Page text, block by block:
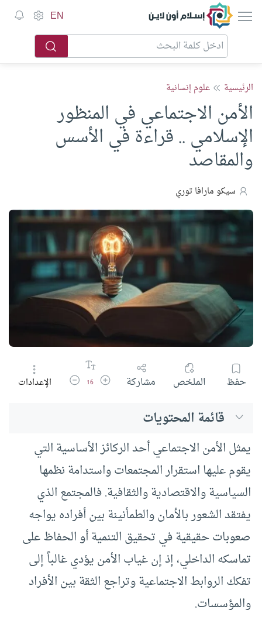
إسلام أون لاين EN
الرئيسية علوم إنسانية
الأمن الاجتماعي في المنظور
الإسلامي .. قراءة في الأسس
والمقاصد
سيكو مارافا توري
حفظ الملخص مشاركة زيادة حجم الخط
16 تقليل حجم الخط
الإعدادات
قائمة المحتويات
يمثل الأمن الاجتماعي أحد الركائز الأساسية التي
يقوم عليها استقرار المجتمعات واستدامة نظمها
السياسية والاقتصادية والثقافية. فالمجتمع الذي
يفتقد الشعور بالأمان والطمأنينة بين أفراده يواجه
صعوبات حقيقية في تحقيق التنمية أو الحفاظ على
تماسكه الداخلي، إذ إن غياب الأمن يؤدي غالباً إلى
تفكك الروابط الاجتماعية وتراجع الثقة بين الأفراد
والمؤسسات.